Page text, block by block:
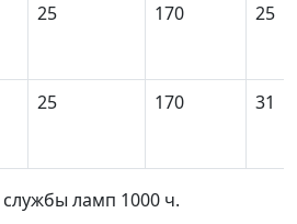
25 170 25
25 170 31
ламп 1000 ч.